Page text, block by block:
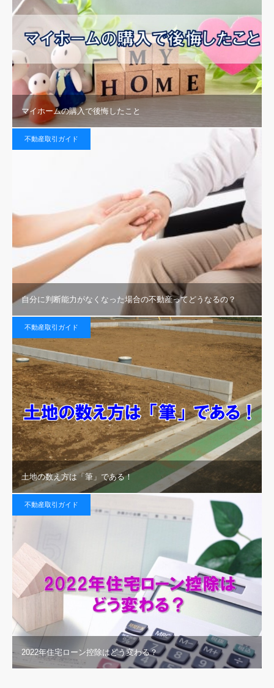
マイホームの購入で後悔したこと
不動産取引ガイド
自分に判断能力がなくなった場合の不動産ってどうなるの？
不動産取引ガイド
土地の数え方は「筆」である！
不動産取引ガイド
2022年住宅ローン控除はどう変わる？